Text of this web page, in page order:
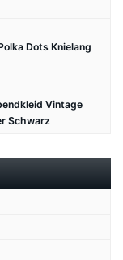
Dots Knielang
Vintage
Schwarz